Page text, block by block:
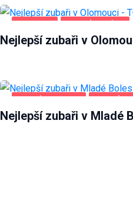
OLOMOUC ZDRAVÍ A KRÁSA
Nejlepší zubaři v
MLADÁ BOLESLAV ZDRAVÍ A
Nejlepší zubaři v Mladé